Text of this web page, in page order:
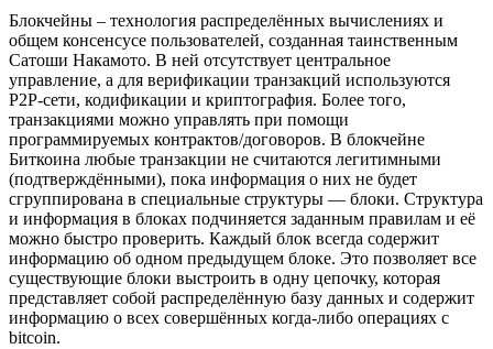
Блокчейны – технология распределённых вычислениях и
общем консенсусе пользователей, созданная таинственным
Сатоши Накамото. В ней отсутствует центральное
управление, а для верификации транзакций используются
P2P-сети, кодификации и криптография. Более того,
транзакциями можно управлять при помощи
программируемых контрактов/договоров. В блокчейне
Биткоина любые транзакции не считаются легитимными
(подтверждёнными), пока информация о них не будет
сгруппирована в специальные структуры — блоки. Структура
и информация в блоках подчиняется заданным правилам и её
можно быстро проверить. Каждый блок всегда содержит
информацию об одном предыдущем блоке. Это позволяет все
существующие блоки выстроить в одну цепочку, которая
представляет собой распределённую базу данных и содержит
информацию о всех совершённых когда-либо операциях с
bitcoin.